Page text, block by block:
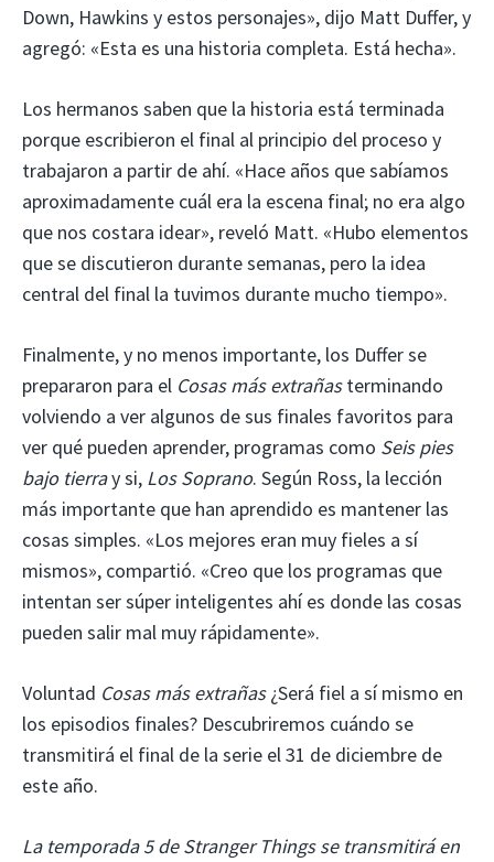
Down, Hawkins y estos personajes», dijo Matt Duffer, y
agregó: «Esta es una historia completa. Está hecha».
Los hermanos saben que la historia está terminada
porque escribieron el final al principio del proceso y
trabajaron a partir de ahí. «Hace años que sabíamos
aproximadamente cuál era la escena final; no era algo
que nos costara idear», reveló Matt. «Hubo elementos
que se discutieron durante semanas, pero la idea
central del final la tuvimos durante mucho tiempo».
Finalmente, y no menos importante, los Duffer se
prepararon para el Cosas más extrañasterminando
volviendo a ver algunos de sus finales favoritos para
ver qué pueden aprender, programas como Seis pies
bajo tierray si, Los Soprano. Según Ross, la lección
más importante que han aprendido es mantener las
cosas simples. «Los mejores eran muy fieles a sí
mismos», compartió. «Creo que los programas que
intentan ser súper inteligentes ahí es donde las cosas
pueden salir mal muy rápidamente».
Voluntad Cosas más extrañas¿Será fiel a sí mismo en
los episodios finales? Descubriremos cuándo se
transmitirá el final de la serie el 31 de diciembre de
este año.
La temporada 5 de Stranger Things se transmitirá en